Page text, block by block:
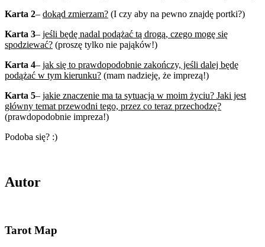
Karta 2– dokąd zmierzam? (I czy aby na pewno znajdę portki?)
Karta 3– jeśli będę nadal podążać tą drogą, czego mogę się
spodziewać? (proszę tylko nie pająków!)
Karta 4– jak się to prawdopodobnie zakończy, jeśli dalej będę
podążać w tym kierunku? (mam nadzieję, że imprezą!)
Karta 5– jakie znaczenie ma ta sytuacja w moim życiu? Jaki jest
główny temat przewodni tego, przez co teraz przechodzę?
(prawdopodobnie impreza!)
Podoba się? :)
Autor
Tarot Map